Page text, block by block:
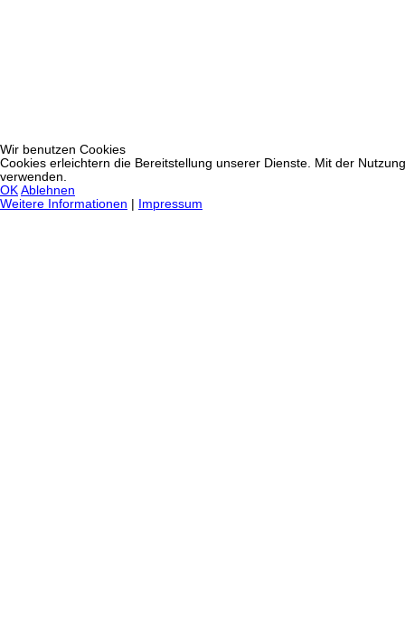
Wir benutzen Cookies
Cookies erleichtern die Bereitstellung unserer Dienste. Mit der
verwenden.
OK Ablehnen
Weitere Informationen | Impressum